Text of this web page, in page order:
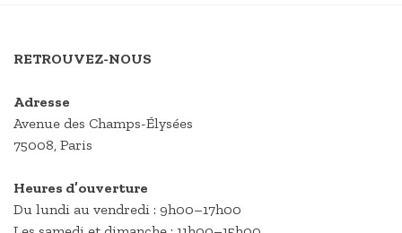
RETROUVEZ-NOUS
Adresse
Avenue des Champs-Élysées
75008, Paris
Heures d’ouverture
Du lundi au vendredi : 9h00–17h00